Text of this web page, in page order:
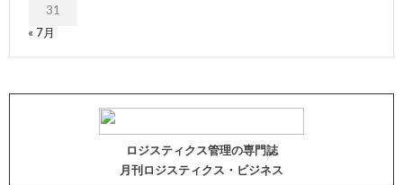
31
« 7月
ロジスティクス管理の専門誌
月刊ロジスティクス・ビジネス